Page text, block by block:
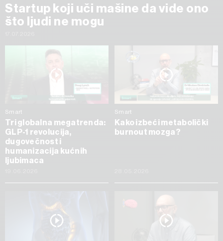
Startup koji uči mašine da vide ono
što ljudi ne mogu
Smart
Tri globalna megatrenda:
GLP-1 revolucija,
dugovečnost i
humanizacija kućnih
ljubimaca
Smart
Kako izbeći metabolički
burnout mozga?